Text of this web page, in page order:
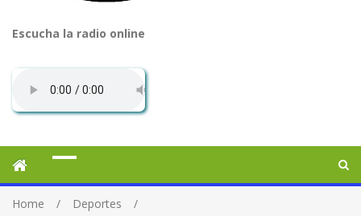
Escucha la radio online
Home
Deportes